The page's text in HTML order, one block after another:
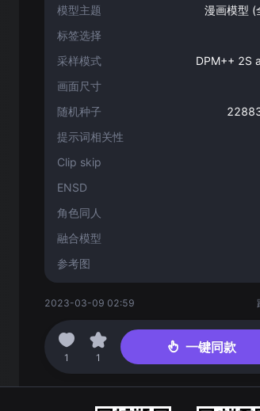
模型主题
漫画模型 (
标签选择
采样模式
DPM++ 2S
画面尺寸
随机种子
提示词相关性
Clip skip
ENSD
角色同人
融合模型
参考图
2023-03-09 02:59
1 1
一键同款